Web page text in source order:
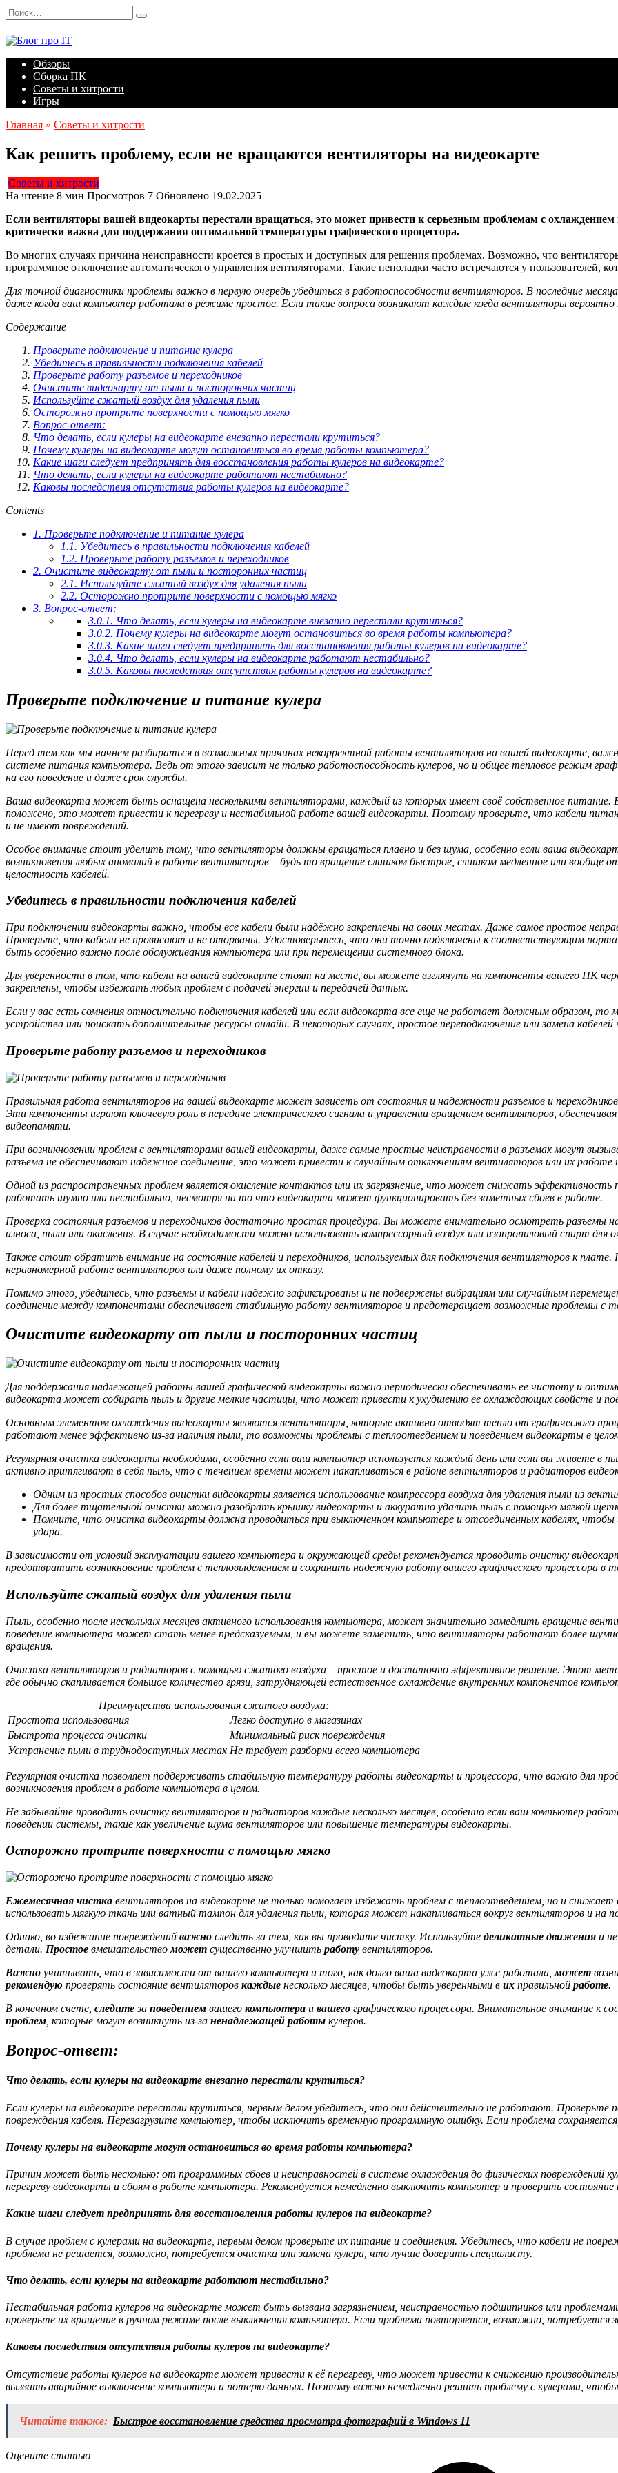
Перейти
к
содержанию
Search
for:
Обзоры
Сборка ПК
Советы и хитрости
Игры
Главная » Советы и хитрости
Как решить проблему, если не вращаются вентиляторы на видеокарте
Советы и хитрости
На чтение 8 мин Просмотров 7 Обновлено 19.02.2025
Если вентиляторы вашей видеокарты перестали вращаться, это может привести к серьезным проблемам с
критически важна для поддержания оптимальной температуры графического процессора.
Во многих случаях причина неисправности кроется в простых и доступных для решения проблемах. Возможно, что
программное отключение автоматического управления вентиляторами. Такие неполадки часто встречаются у пользователей,
Для точной диагностики проблемы важно в первую очередь убедиться в работоспособности вентиляторов. В последние
даже когда ваш компьютер работала в режиме простое. Если такие вопроса возникают каждые когда вентиляторы вероятно
Содержание
Проверьте подключение и питание кулера
Убедитесь в правильности подключения кабелей
Проверьте работу разъемов и переходников
Очистите видеокарту от пыли и посторонних частиц
Используйте сжатый воздух для удаления пыли
Осторожно протрите поверхности с помощью мягко
Вопрос-ответ:
Что делать, если кулеры на видеокарте внезапно перестали крутиться?
Почему кулеры на видеокарте могут остановиться во время работы компьютера?
Какие шаги следует предпринять для восстановления работы кулеров на видеокарте?
Что делать, если кулеры на видеокарте работают нестабильно?
Каковы последствия отсутствия работы кулеров на видеокарте?
Contents
1. Проверьте подключение и питание кулера
1.1. Убедитесь в правильности подключения кабелей
1.2. Проверьте работу разъемов и переходников
2. Очистите видеокарту от пыли и посторонних частиц
2.1. Используйте сжатый воздух для удаления пыли
2.2. Осторожно протрите поверхности с помощью мягко
3. Вопрос-ответ:
3.0.1. Что делать, если кулеры на видеокарте внезапно перестали крутиться?
3.0.2. Почему кулеры на видеокарте могут остановиться во время работы компьютера?
3.0.3. Какие шаги следует предпринять для восстановления работы кулеров на видеокарте?
3.0.4. Что делать, если кулеры на видеокарте работают нестабильно?
3.0.5. Каковы последствия отсутствия работы кулеров на видеокарте?
Проверьте подключение и питание кулера
Перед тем как мы начнем разбираться в возможных причинах некорректной работы вентиляторов на вашей видеокарте,
системе питания компьютера. Ведь от этого зависит не только работоспособность кулеров, но и общее тепловое режим
на его поведение и даже срок службы.
Ваша видеокарта может быть оснащена несколькими вентиляторами, каждый из которых имеет своё собственное питание.
положено, это может привести к перегреву и нестабильной работе вашей видеокарты. Поэтому проверьте, что кабели
и не имеют повреждений.
Особое внимание стоит уделить тому, что вентиляторы должны вращаться плавно и без шума, особенно если ваша
возникновения любых аномалий в работе вентиляторов – будь то вращение слишком быстрое, слишком медленное или вообще
целостность кабелей.
Убедитесь в правильности подключения кабелей
При подключении видеокарты важно, чтобы все кабели были надёжно закреплены на своих местах. Даже самое простое
Проверьте, что кабели не провисают и не оторваны. Удостоверьтесь, что они точно подключены к соответствующим
быть особенно важно после обслуживания компьютера или при перемещении системного блока.
Для уверенности в том, что кабели на вашей видеокарте стоят на месте, вы можете взглянуть на компоненты вашего ПК
закреплены, чтобы избежать любых проблем с подачей энергии и передачей данных.
Если у вас есть сомнения относительно подключения кабелей или если видеокарта все еще не работает должным образом, то
устройства или поискать дополнительные ресурсы онлайн. В некоторых случаях, простое переподключение или замена
Проверьте работу разъемов и переходников
Правильная работа вентиляторов на вашей видеокарте может зависеть от состояния и надежности разъемов и
Эти компоненты играют ключевую роль в передаче электрического сигнала и управлении вращением вентиляторов,
видеопамяти.
При возникновении проблем с вентиляторами вашей видеокарты, даже самые простые неисправности в разъемах могут
разъема не обеспечивают надежное соединение, это может привести к случайным отключениям вентиляторов или их
Одной из распространенных проблем является окисление контактов или их загрязнение, что может снижать
работать шумно или нестабильно, несмотря на то что видеокарта может функционировать без заметных сбоев в работе.
Проверка состояния разъемов и переходников достаточно простая процедура. Вы можете внимательно осмотреть разъемы
износа, пыли или окисления. В случае необходимости можно использовать компрессорный воздух или изопропиловый спирт для
Также стоит обратить внимание на состояние кабелей и переходников, используемых для подключения вентиляторов к
неравномерной работе вентиляторов или даже полному их отказу.
Помимо этого, убедитесь, что разъемы и кабели надежно зафиксированы и не подвержены вибрациям или случайным
соединение между компонентами обеспечивает стабильную работу вентиляторов и предотвращает возможные проблемы
Очистите видеокарту от пыли и посторонних частиц
Для поддержания надлежащей работы вашей графической видеокарты важно периодически обеспечивать ее чистоту и
видеокарта может собирать пыль и другие мелкие частицы, что может привести к ухудшению ее охлаждающих свойств и
Основным элементом охлаждения видеокарты являются вентиляторы, которые активно отводят тепло от графического
работают менее эффективно из-за наличия пыли, то возможны проблемы с теплоотведением и поведением видеокарты в
Регулярная очистка видеокарты необходима, особенно если ваш компьютер используется каждый день или если вы живете в
активно притягивают в себя пыль, что с течением времени может накапливаться в районе вентиляторов и радиаторов
Одним из простых способов очистки видеокарты является использование компрессора воздуха для удаления пыли из
Для более тщательной очистки можно разобрать крышку видеокарты и аккуратно удалить пыль с помощью мягкой
Помните, что очистка видеокарты должна проводиться при выключенном компьютере и отсоединенных кабелях, чтобы
удара.
В зависимости от условий эксплуатации вашего компьютера и окружающей среды рекомендуется проводить очистку
предотвратить возникновение проблем с тепловыделением и сохранить надежную работу вашего графического процессора в
Используйте сжатый воздух для удаления пыли
Пыль, особенно после нескольких месяцев активного использования компьютера, может значительно замедлить вращение
поведение компьютера может стать менее предсказуемым, и вы можете заметить, что вентиляторы работают более
вращения.
Очистка вентиляторов и радиаторов с помощью сжатого воздуха – простое и достаточно эффективное решение. Этот
где обычно скапливается большое количество грязи, затрудняющей естественное охлаждение внутренних компонентов
Преимущества использования сжатого воздуха:
Простота использования
Легко доступно в магазинах
Быстрота процесса очистки
Минимальный риск повреждения
Устранение пыли в труднодоступных местах Не требует разборки всего компьютера
Регулярная очистка позволяет поддерживать стабильную температуру работы видеокарты и процессора, что важно для
возникновения проблем в работе компьютера в целом.
Не забывайте проводить очистку вентиляторов и радиаторов каждые несколько месяцев, особенно если ваш компьютер
поведении системы, такие как увеличение шума вентиляторов или повышение температуры видеокарты.
Осторожно протрите поверхности с помощью мягко
Ежемесячная чистка вентиляторов на видеокарте не только помогает избежать проблем с теплоотведением, но и
использовать мягкую ткань или ватный тампон для удаления пыли, которая может накапливаться вокруг вентиляторов и на
Однако, во избежание повреждений важно следить за тем, как вы проводите чистку. Используйте деликатные движения и
детали. Простое вмешательствоможет существенно улучшить работу вентиляторов.
Важно учитывать, что в зависимости от вашего компьютера и того, как долго ваша видеокарта уже работала ,может
рекомендую проверять состояние вентиляторов каждые несколько месяцев, чтобы быть уверенными в их правильной работе.
В конечном счете, следитеза поведением вашего компьютера и вашего графического процессора. Внимательное внимание
проблем , которые могут возникнуть из-за ненадлежащей работы кулеров.
Вопрос-ответ:
Что делать, если кулеры на видеокарте внезапно перестали крутиться?
Если кулеры на видеокарте перестали крутиться, первым делом убедитесь, что они действительно не работают. Проверьте
повреждения кабеля. Перезагрузите компьютер, чтобы исключить временную программную ошибку. Если проблема
Почему кулеры на видеокарте могут остановиться во время работы компьютера?
Причин может быть несколько: от программных сбоев и неисправностей в системе охлаждения до физических повреждений
перегреву видеокарты и сбоям в работе компьютера. Рекомендуется немедленно выключить компьютер и проверить состояние
Какие шаги следует предпринять для восстановления работы кулеров на видеокарте?
В случае проблем с кулерами на видеокарте, первым делом проверьте их питание и соединения. Убедитесь, что кабели не
проблема не решается, возможно, потребуется очистка или замена кулера, что лучше доверить специалисту.
Что делать, если кулеры на видеокарте работают нестабильно?
Нестабильная работа кулеров на видеокарте может быть вызвана загрязнением, неисправностью подшипников или
проверьте их вращение в ручном режиме после выключения компьютера. Если проблема повторяется, возможно, потребуется
Каковы последствия отсутствия работы кулеров на видеокарте?
Отсутствие работы кулеров на видеокарте может привести к её перегреву, что может привести к снижению
вызвать аварийное выключение компьютера и потерю данных. Поэтому важно немедленно решить проблему с кулерами,
Читайте также: Быстрое восстановление средства просмотра фотографий в Windows 11
Оцените статью